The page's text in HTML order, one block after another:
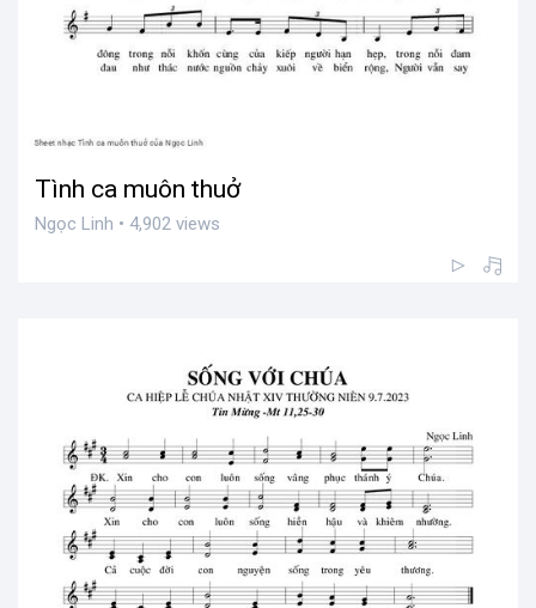
Tình ca muôn thuở
Ngọc Linh • 4,902 views